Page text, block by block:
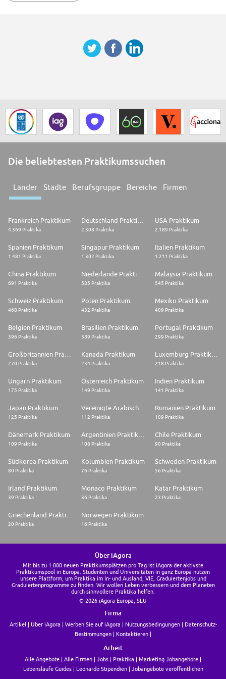
Die beliebtesten Praktikumssuchen
Länder Städte Berufsgruppe Bereiche Firmen
Frankreich Praktikum
4.369 Praktika 2.308 Praktika
USA Praktikum
2.189 Praktika
Spanien Praktikum
1.481 Praktika
Singapur Praktikum
1.302 Praktika
Italien Praktikum
1.211 Praktika
China Praktikum
691 Praktika 585 Praktika
Malaysia Praktikum
545 Praktika
Schweiz Praktikum
468 Praktika
Polen Praktikum
432 Praktika
Mexiko Praktikum
409 Praktika
Belgien Praktikum
396 Praktika
Brasilien Praktikum
389 Praktika
Portugal Praktikum
299 Praktika
270 Praktika
Kanada Praktikum
234 Praktika 218 Praktika
Ungarn Praktikum
175 Praktika
Österreich Praktikum
149 Praktika
Indien Praktikum
141 Praktika
Japan Praktikum
125 Praktika 112 Praktika
Rumänien Praktikum
109 Praktika
Dänemark Praktikum
109 Praktika 108 Praktika
Chile Praktikum
90 Praktika
Südkorea Praktikum
80 Praktika
Kolumbien Praktikum
76 Praktika
Schweden Praktikum
56 Praktika
Irland Praktikum
39 Praktika
Monaco Praktikum
36 Praktika
Katar Praktikum
23 Praktika
20 Praktika
Norwegen Praktikum
16 Praktika
Über iAgora
Mit bis zu 1.000 neuen Praktikumsplätzen pro Tag ist iAgora der aktivste
Praktikumspool in Europa. Studenten und Universitäten in ganz Europa nutzen
unsere Plattform, um Praktika im In- und Ausland, VIE, Graduiertenjobs und
Graduiertenprogramme zu finden. Wir wollen Leben verbessern und dem Planeten
durch sinnvollere Praktika helfen.
© 2026 iAgora Europa, SLU
Firma
Artikel Über iAgora Werben Sie auf iAgora Nutzungsbedingungen
Datenschutz-
Bestimmungen
Kontaktieren
Arbeit
Alle Angebote Alle Firmen Jobs Praktika
Marketing Jobangebote
Lebensläufe Guides
Leonardo Stipendien Jobangebote veröffentlichen